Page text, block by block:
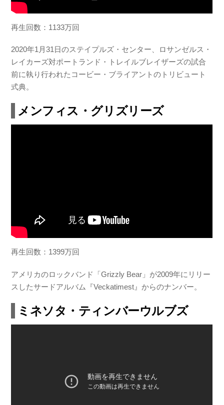
再生回数：1133万回
2020年1月31日のステイプルズ・センター、ロサンゼルス・
レイカーズ対ポートランド・トレイルブレイザーズの試合
前に執り行われたコービー・ブライアントのトリビュート
式典。
メンフィス・グリズリーズ
再生回数：1399万回
アメリカのロックバンド「Grizzly Bear」が2009年にリリー
スしたサードアルバム『Veckatimest』からのナンバー。
ミネソタ・ティンバーウルブズ